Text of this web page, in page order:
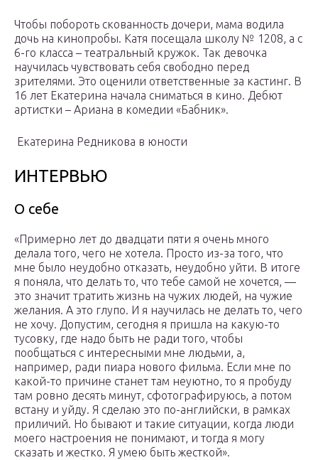
Чтобы побороть скованность дочери, мама водила
дочь на кинопробы. Катя посещала школу № 1208, а с
6-го класса – театральный кружок. Так девочка
научилась чувствовать себя свободно перед
зрителями. Это оценили ответственные за кастинг. В
16 лет Екатерина начала сниматься в кино. Дебют
артистки – Ариана в комедии «Бабник».
Екатерина Редникова в юности
ИНТЕРВЬЮ
О себе
«Примерно лет до двадцати пяти я очень много
делала того, чего не хотела. Просто из-за того, что
мне было неудобно отказать, неудобно уйти. В итоге
я поняла, что делать то, что тебе самой не хочется, —
это значит тратить жизнь на чужих людей, на чужие
желания. А это глупо. И я научилась не делать то, чего
не хочу. Допустим, сегодня я пришла на какую-то
тусовку, где надо быть не ради того, чтобы
пообщаться с интересными мне людьми, а,
например, ради пиара нового фильма. Если мне по
какой-то причине станет там неуютно, то я пробуду
там ровно десять минут, сфотографируюсь, а потом
встану и уйду. Я сделаю это по-английски, в рамках
приличий. Но бывают и такие ситуации, когда люди
моего настроения не понимают, и тогда я могу
сказать и жестко. Я умею быть жесткой».